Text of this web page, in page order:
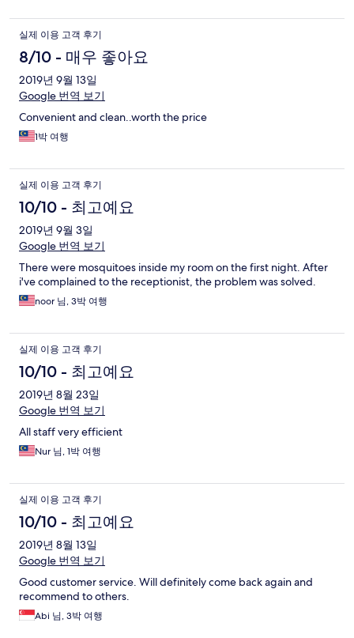
실제 이용 고객 후기
8/10 - 매우 좋아요
2019년 9월 13일
Google 번역 보기
Convenient and clean..worth the price
1박 여행
실제 이용 고객 후기
10/10 - 최고예요
2019년 9월 3일
Google 번역 보기
There were mosquitoes inside my room on the first night. After
i've complained to the receptionist, the problem was solved.
noor 님, 3박 여행
실제 이용 고객 후기
10/10 - 최고예요
2019년 8월 23일
Google 번역 보기
All staff very efficient
Nur 님, 1박 여행
실제 이용 고객 후기
10/10 - 최고예요
2019년 8월 13일
Google 번역 보기
Good customer service. Will definitely come back again and
recommend to others.
Abi 님, 3박 여행